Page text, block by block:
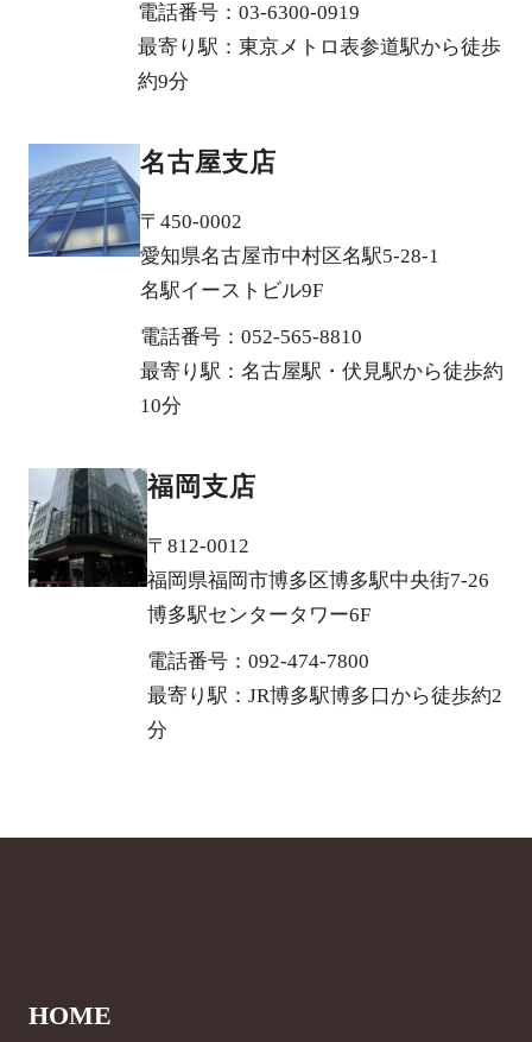
電話番号：03-6300-0919
最寄り駅：東京メトロ表参道駅から徒歩
約9分
名古屋支店
〒450-0002
愛知県名古屋市中村区名駅5-28-1
名駅イーストビル9F
電話番号：052-565-8810
最寄り駅：名古屋駅・伏見駅から徒歩約
10分
福岡支店
〒812-0012
福岡県福岡市博多区博多駅中央街7-26
博多駅センタータワー6F
電話番号：092-474-7800
最寄り駅：JR博多駅博多口から徒歩約2
分
HOME